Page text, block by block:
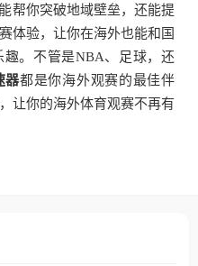
帮你突破地域壁垒，还能提
体验，让你在海外也能和国
。不管是NBA、足球，还
器都是你海外观赛的最佳伴
让你的海外体育观赛不再有